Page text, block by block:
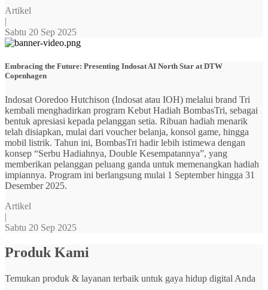
Artikel
|
Sabtu 20 Sep 2025
Embracing the Future: Presenting Indosat AI North Star at DTW
Copenhagen
Indosat Ooredoo Hutchison (Indosat atau IOH) melalui brand Tri
kembali menghadirkan program Kebut Hadiah BombasTri, sebagai
bentuk apresiasi kepada pelanggan setia. Ribuan hadiah menarik
telah disiapkan, mulai dari voucher belanja, konsol game, hingga
mobil listrik. Tahun ini, BombasTri hadir lebih istimewa dengan
konsep “Serbu Hadiahnya, Double Kesempatannya”, yang
memberikan pelanggan peluang ganda untuk memenangkan hadiah
impiannya. Program ini berlangsung mulai 1 September hingga 31
Desember 2025.
Artikel
|
Sabtu 20 Sep 2025
Produk Kami
Temukan produk & layanan terbaik untuk gaya hidup digital Anda